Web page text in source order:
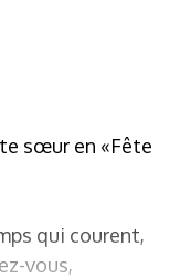
sœur en «Fête
qui courent,
vous,